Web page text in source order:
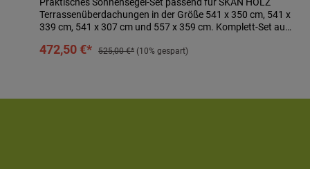
Terrassenüberdachungen in der Größe 541 x 350 cm, 541 x
339 cm, 541 x 307 cm und 557 x 359 cm. Komplett-Set aus
wasserabweisendem, 100 % UV-stabilem, textilem Polyester
drohendem Unwetter abzunehmen! Technische Daten:-
472,50 €* 525,00 €* (10% gespart)
In den Warenkorb